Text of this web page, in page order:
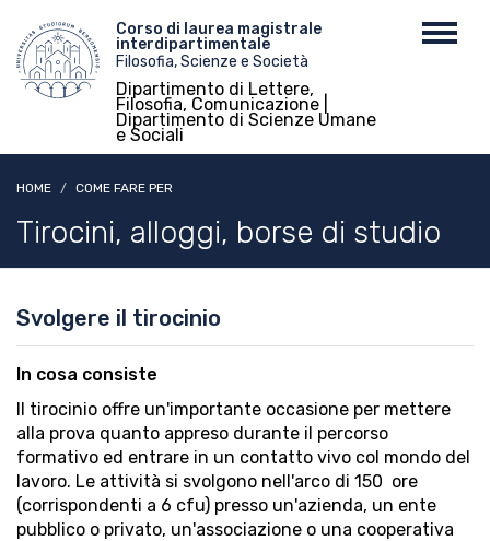
contenuto
principale
Menu
top
Corso di laurea magistrale
interdipartimentale
Filosofia, Scienze e Società
Dipartimento di Lettere,
Filosofia, Comunicazione |
Dipartimento di Scienze Umane
e Sociali
HOME COME FARE PER
Tirocini, alloggi, borse di studio
Svolgere il tirocinio
In cosa consiste
ll tirocinio offre un'importante occasione per mettere
alla prova quanto appreso durante il percorso
formativo ed entrare in un contatto vivo col mondo del
lavoro. Le attività si svolgono nell'arco di 150 ore
(corrispondenti a 6 cfu) presso un'azienda, un ente
pubblico o privato, un'associazione o una cooperativa